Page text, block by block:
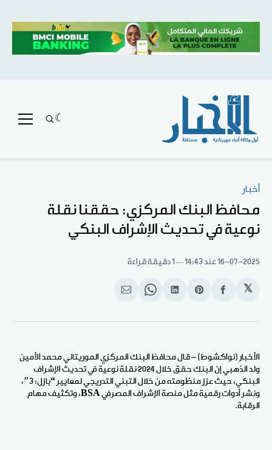
أخبار
محافظ البنك المركزي: حققنا نقلة
نوعية في تحديث الإشراف البنكي
16-07-2025 عند 14:43 1 دقيقة قراءة
𝕏
انشر
الفيسبوك
Share
Pinterest
انشر
لينكد
Share
WhatsApp
انشر
الإيميل
الأخبار (نواكشوط) – قال محافظ البنك المركزي الموريتاني محمد الأمين
ولد الذهبي إن البنك حقق خلال 2024 نقلة نوعية في تحديث الإشراف
البنكي، حيث عزز منظومته من خلال التبني التدريجي لمعايير “بازل: 3″،
ونشر أدوات رقمية مثل منصة الإشراف المصرفيBSA، وتكثيف مهام
الرقابة.